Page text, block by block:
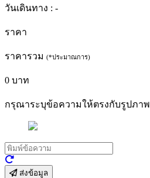
วันเดินทาง : -
ราคา
ราคารวม (*ประมาณการ)
0 บาท
กรุณาระบุข้อความให้ตรงกับรูปภาพ
ส่งข้อมูล